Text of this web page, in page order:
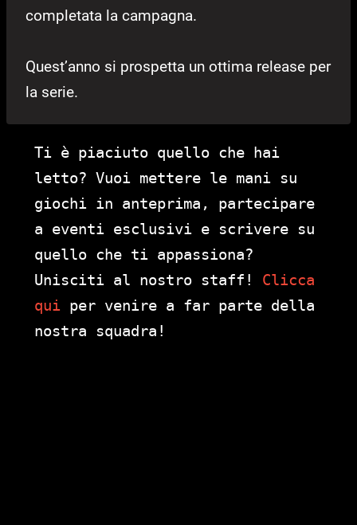
completata la campagna.
Quest’anno si prospetta un ottima release per
la serie.
Ti è piaciuto quello che hai
letto? Vuoi mettere le mani su
giochi in anteprima, partecipare
a eventi esclusivi e scrivere su
quello che ti appassiona?
Unisciti al nostro staff! Clicca
qui per venire a far parte della
nostra squadra!